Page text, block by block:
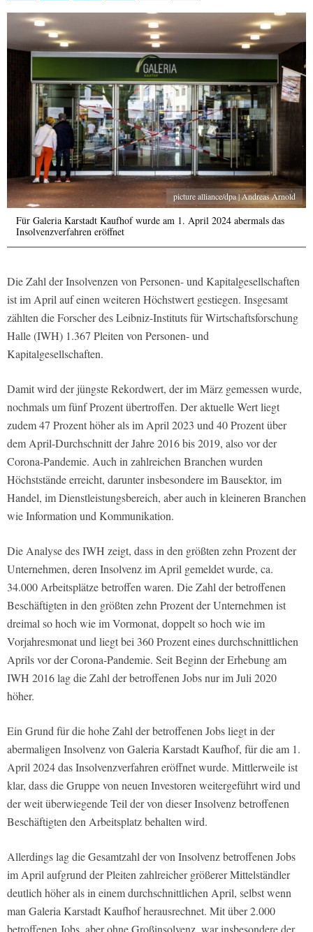
picture alliance/dpa | Andreas Arnold
Für Galeria Karstadt Kaufhof wurde am 1. April 2024 abermals das
Insolvenzverfahren eröffnet
Die Zahl der Insolvenzen von Personen- und Kapitalgesellschaften
ist im April auf einen weiteren Höchstwert gestiegen. Insgesamt
zählten die Forscher des Leibniz-Instituts für Wirtschaftsforschung
Halle (IWH) 1.367 Pleiten von Personen- und
Kapitalgesellschaften.
Damit wird der jüngste Rekordwert, der im März gemessen wurde,
nochmals um fünf Prozent übertroffen. Der aktuelle Wert liegt
zudem 47 Prozent höher als im April 2023 und 40 Prozent über
dem April-Durchschnitt der Jahre 2016 bis 2019, also vor der
Corona-Pandemie. Auch in zahlreichen Branchen wurden
Höchststände erreicht, darunter insbesondere im Bausektor, im
Handel, im Dienstleistungsbereich, aber auch in kleineren Branchen
wie Information und Kommunikation.
Die Analyse des IWH zeigt, dass in den größten zehn Prozent der
Unternehmen, deren Insolvenz im April gemeldet wurde, ca.
34.000 Arbeitsplätze betroffen waren. Die Zahl der betroffenen
Beschäftigten in den größten zehn Prozent der Unternehmen ist
dreimal so hoch wie im Vormonat, doppelt so hoch wie im
Vorjahresmonat und liegt bei 360 Prozent eines durchschnittlichen
Aprils vor der Corona-Pandemie. Seit Beginn der Erhebung am
IWH 2016 lag die Zahl der betroffenen Jobs nur im Juli 2020
höher.
Ein Grund für die hohe Zahl der betroffenen Jobs liegt in der
abermaligen Insolvenz von Galeria Karstadt Kaufhof, für die am 1.
April 2024 das Insolvenzverfahren eröffnet wurde. Mittlerweile ist
klar, dass die Gruppe von neuen Investoren weitergeführt wird und
der weit überwiegende Teil der von dieser Insolvenz betroffenen
Beschäftigten den Arbeitsplatz behalten wird.
Allerdings lag die Gesamtzahl der von Insolvenz betroffenen Jobs
im April aufgrund der Pleiten zahlreicher größerer Mittelständler
deutlich höher als in einem durchschnittlichen April, selbst wenn
man Galeria Karstadt Kaufhof herausrechnet. Mit über 2.000
betroffenen Jobs, aber ohne Großinsolvenz, war insbesondere der